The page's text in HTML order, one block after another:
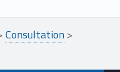
Consultation >